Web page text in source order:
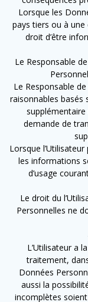
Lorsque les
pays tiers ou à une
droit d’être
Le Responsable
Le Responsable
raisonnables
supplémentaire
demande de
Lorsque
les informations
d’usage
Le droit du
Personnelles ne
L’Utilisateur a
traitement,
Données
aussi la
incomplètes